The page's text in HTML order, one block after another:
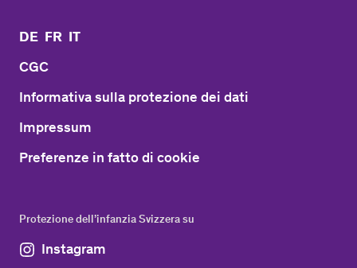
DE FR IT
CGC
Informativa sulla protezione dei dati
Impressum
Preferenze in fatto di cookie
Protezione dell’infanzia Svizzera su
Instagram